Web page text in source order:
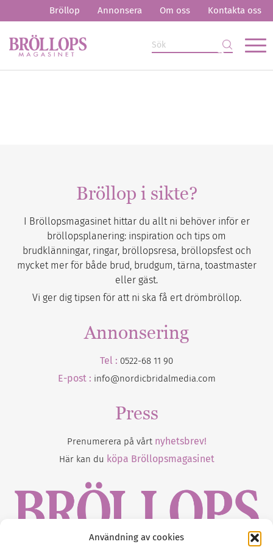
Användning av cookies
Bröllop Annonsera Om oss Kontakta oss
Bröllop i sikte?
I Bröllopsmagasinet hittar du allt ni behöver inför er
bröllopsplanering: inspiration och tips om
brudklänningar, ringar, bröllopsresa, bröllopsfest och
mycket mer för både brud, brudgum, tärna, toastmaster
eller gäst.
Vi ger dig tipsen för att ni ska få ert drömbröllop.
Annonsering
Tel : 0522-68 11 90
E-post : info@nordicbridalmedia.com
Press
Prenumerera på vårt nyhetsbrev!
Här kan du köpa Bröllopsmagasinet